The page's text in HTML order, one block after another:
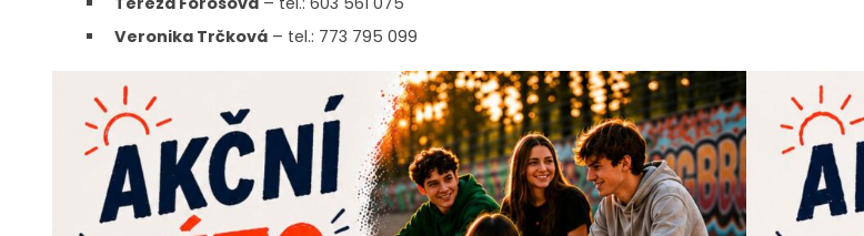
Veronika Trčková – tel.: 773 795 099